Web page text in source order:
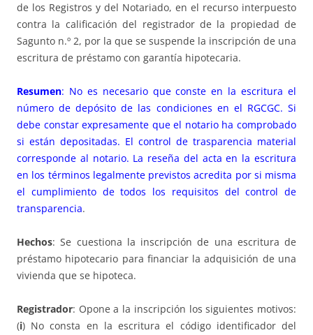
de los Registros y del Notariado, en el recurso interpuesto
contra la calificación del registrador de la propiedad de
Sagunto n.º 2, por la que se suspende la inscripción de una
escritura de préstamo con garantía hipotecaria.
Resumen: No es necesario que conste en la escritura el
número de depósito de las condiciones en el RGCGC. Si
debe constar expresamente que el notario ha comprobado
si están depositadas. El control de trasparencia material
corresponde al notario. La reseña del acta en la escritura
en los términos legalmente previstos acredita por si misma
el cumplimiento de todos los requisitos del control de
transparencia.
Hechos: Se cuestiona la inscripción de una escritura de
préstamo hipotecario para financiar la adquisición de una
vivienda que se hipoteca.
Registrador: Opone a la inscripción los siguientes motivos:
(i) No consta en la escritura el código identificador del